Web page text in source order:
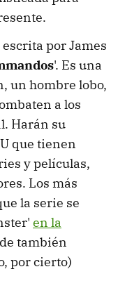
por James
'. Es una
un hombre lobo,
a los
Harán su
que tienen
y películas,
Los más
la serie se
en la
también
por cierto)